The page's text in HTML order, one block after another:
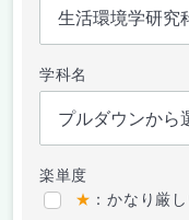
学科名
楽単度
★ ：かなり厳